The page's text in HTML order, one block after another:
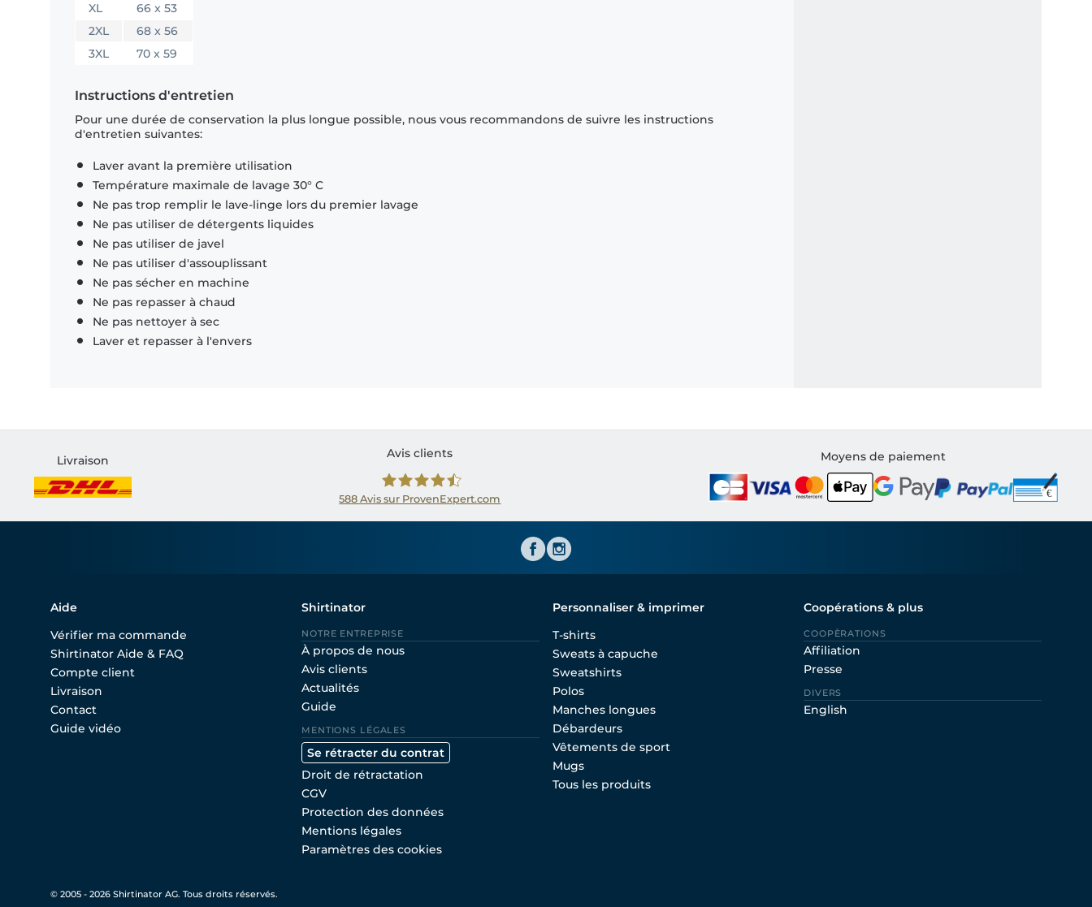
XL
66 x 53
2XL
68 x 56
3XL
70 x 59
Instructions d'entretien
Pour une durée de conservation la plus longue possible, nous vous recommandons de suivre les instructions
d'entretien suivantes:
Laver avant la première utilisation
Température maximale de lavage 30° C
Ne pas trop remplir le lave-linge lors du premier lavage
Ne pas utiliser de détergents liquides
Ne pas utiliser de javel
Ne pas utiliser d'assouplissant
Ne pas sécher en machine
Ne pas repasser à chaud
Ne pas nettoyer à sec
Laver et repasser à l'envers
Livraison
Avis clients
588Avis sur ProvenExpert.com
Moyens de paiement
Aide
Vérifier ma commande
Shirtinator Aide & FAQ
Compte client
Livraison
Contact
Guide vidéo
Shirtinator
NOTRE ENTREPRISE
À propos de nous
Avis clients
Actualités
Guide
MENTIONS LÉGALES
Se rétracter du contrat
Droit de rétractation
CGV
Protection des données
Mentions légales
Paramètres des cookies
Personnaliser & imprimer
T-shirts
Sweats à capuche
Sweatshirts
Polos
Manches longues
Débardeurs
Vêtements de sport
Mugs
Tous les produits
Coopérations & plus
COOPÈRATIONS
Affiliation
Presse
DIVERS
English
© 2005 - 2026 Shirtinator AG. Tous droits réservés.